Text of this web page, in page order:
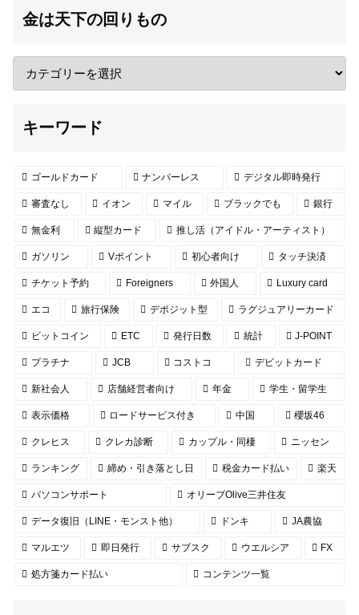
金は天下の回りもの
キーワード
ゴールドカード ナンバーレス デジタル即時発行
審査なし イオン マイル ブラックでも 銀行
無金利 縦型カード 推し活（アイドル・アーティスト）
ガソリン Vポイント 初心者向け タッチ決済
チケット予約 Foreigners 外国人 Luxury card
エコ 旅行保険 デポジット型 ラグジュアリーカード
ビットコイン ETC 発行日数 統計 J-POINT
プラチナ JCB コストコ デビットカード
新社会人 店舗経営者向け 年金 学生・留学生
表示価格 ロードサービス付き 中国 櫻坂46
クレヒス クレカ診断 カップル・同棲 ニッセン
ランキング 締め・引き落とし日 税金カード払い 楽天
パソコンサポート オリーブOlive三井住友
データ復旧（LINE・モンスト他） ドンキ JA農協
マルエツ 即日発行 サブスク ウエルシア FX
処方箋カード払い コンテンツ一覧